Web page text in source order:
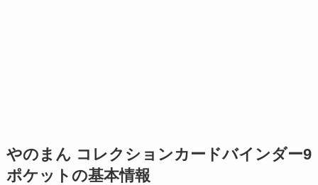
やのまん コレクションカードバインダー9
ポケットの基本情報